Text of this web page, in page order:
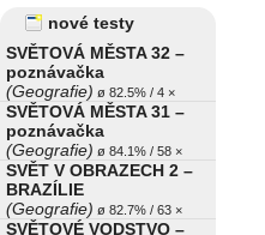
nové testy
SVĚTOVÁ MĚSTA 32 –
poznávačka
(Geografie) ø 82.5% / 4 ×
SVĚTOVÁ MĚSTA 31 –
poznávačka
(Geografie) ø 84.1% / 58 ×
SVĚT V OBRAZECH 2 –
BRAZÍLIE
(Geografie) ø 82.7% / 63 ×
SVĚTOVÉ VODSTVO –